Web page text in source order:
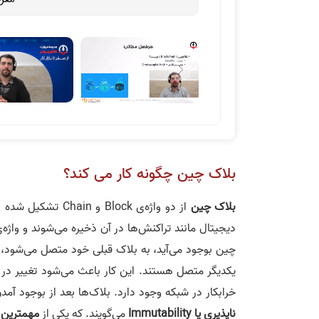
بلاک چین چگونه کار می کند؟
بلاک چین از دو واژه‌ی Block و Chain تشکیل شده است. واژه‌ی
دیجیتال مانند تراکنش‌ها در آن ذخیره می‌شوند و
چین بوجود می‌آید، به بلاک قبلی خود متصل
یکدیگر متصل هستند. این کار باعث می‌شود
خرابکار در شبکه وجود دارد. بلاک‌ها بعد از بوجود
ناپذیری یاImmutabilityمی‌گویند. که یکی از